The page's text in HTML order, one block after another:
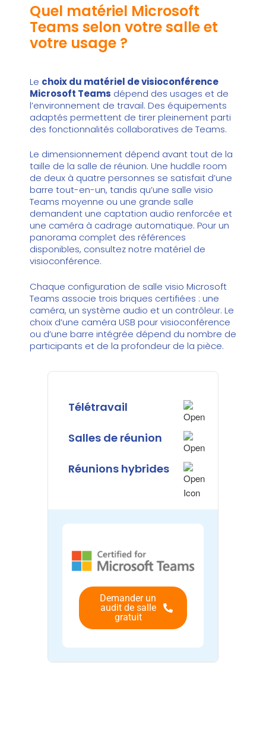
Quel matériel Microsoft
Teams selon votre salle et
votre usage ?
Le choix du matériel de visioconférence
Microsoft Teams dépend des usages et de
l’environnement de travail. Des équipements
adaptés permettent de tirer pleinement parti
des fonctionnalités collaboratives de Teams.
Le dimensionnement dépend avant tout de la
taille de la salle de réunion. Une huddle room
de deux à quatre personnes se satisfait d’une
barre tout-en-un, tandis qu’une salle visio
Teams moyenne ou une grande salle
demandent une captation audio renforcée et
une caméra à cadrage automatique. Pour un
panorama complet des références
disponibles, consultez notre matériel de
visioconférence.
Chaque configuration de salle visio Microsoft
Teams associe trois briques certifiées : une
caméra, un système audio et un contrôleur. Le
choix d’une caméra USB pour visioconférence
ou d’une barre intégrée dépend du nombre de
participants et de la profondeur de la pièce.
Télétravail
Salles de réunion
Réunions hybrides
Demander un
audit de salle
gratuit